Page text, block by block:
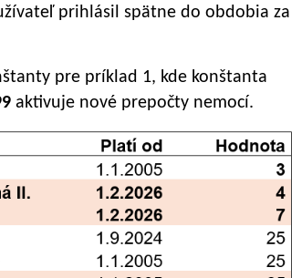
prihlásil spätne do obdobia za
pre príklad 1, kde konštanta
aktivuje nové prepočty nemocí.